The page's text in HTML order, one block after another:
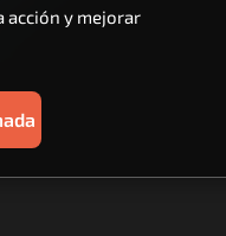
acción y mejorar